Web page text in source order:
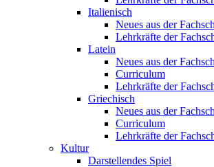
Italienisch
Neues aus der
Lehrkräfte der
Latein
Neues aus der
Curriculum
Lehrkräfte der
Griechisch
Neues aus der
Curriculum
Lehrkräfte der
Kultur
Darstellendes Spiel